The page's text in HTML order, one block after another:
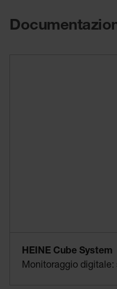
HEINE Cube System
Monitoraggio